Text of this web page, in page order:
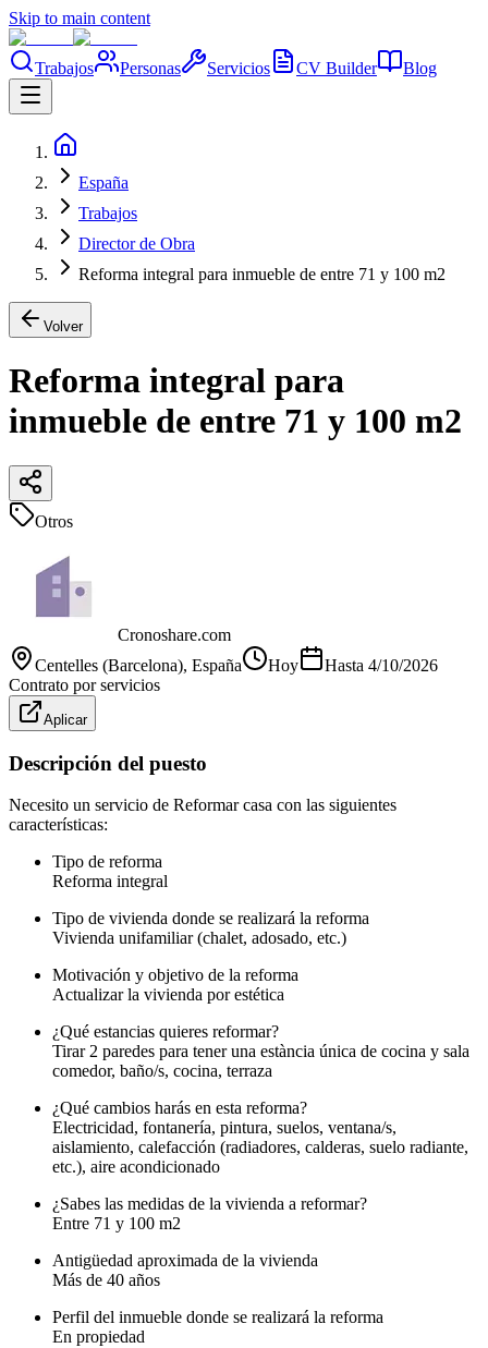
Skip to main content
Trabajos Personas Servicios CV Builder Blog
España
Trabajos
Director de Obra
Reforma integral para inmueble de entre 71 y 100 m2
Volver
Reforma integral para
inmueble de entre 71 y 100 m2
Otros
Cronoshare.com
Centelles (Barcelona), España Hoy Hasta 4/10/2026
Contrato por servicios
Aplicar
Descripción del puesto
Necesito un servicio de Reformar casa con las siguientes
características:
Tipo de reforma
Reforma integral
Tipo de vivienda donde se realizará la reforma
Vivienda unifamiliar (chalet, adosado, etc.)
Motivación y objetivo de la reforma
Actualizar la vivienda por estética
¿Qué estancias quieres reformar?
Tirar 2 paredes para tener una estància única de cocina y sala
comedor, baño/s, cocina, terraza
¿Qué cambios harás en esta reforma?
Electricidad, fontanería, pintura, suelos, ventana/s,
aislamiento, calefacción (radiadores, calderas, suelo radiante,
etc.), aire acondicionado
¿Sabes las medidas de la vivienda a reformar?
Entre 71 y 100 m2
Antigüedad aproximada de la vivienda
Más de 40 años
Perfil del inmueble donde se realizará la reforma
En propiedad